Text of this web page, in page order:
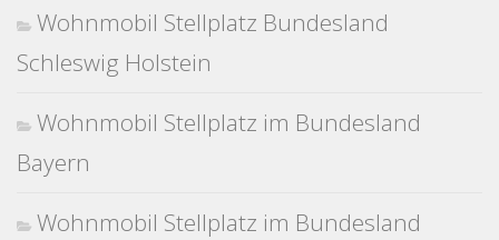
Wohnmobil Stellplatz Bundesland
Schleswig Holstein
Wohnmobil Stellplatz im Bundesland
Bayern
Wohnmobil Stellplatz im Bundesland